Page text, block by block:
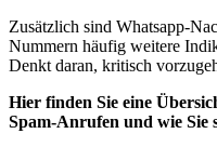
Zusätzlich sind Whatsapp-
Nummern häufig weitere
Denkt daran, kritisch
Hier finden Sie eine
Spam-Anrufen und wie Sie